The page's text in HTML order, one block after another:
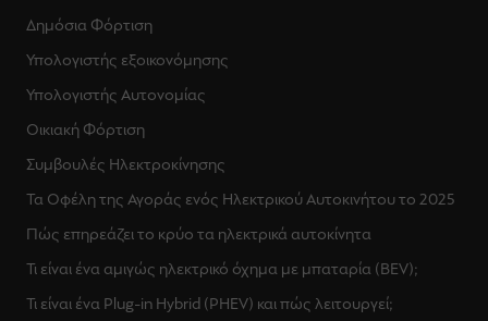
Δημόσια Φόρτιση
Υπολογιστής εξοικονόμησης
Υπολογιστής Αυτονομίας
Οικιακή Φόρτιση
Συμβουλές Ηλεκτροκίνησης
Τα Οφέλη της Αγοράς ενός Ηλεκτρικού Αυτοκινήτου το 2025
Πώς επηρεάζει το κρύο τα ηλεκτρικά αυτοκίνητα
Τι είναι ένα αμιγώς ηλεκτρικό όχημα με μπαταρία (BEV);
Τι είναι ένα Plug-in Hybrid (PHEV) και πώς λειτουργεί;